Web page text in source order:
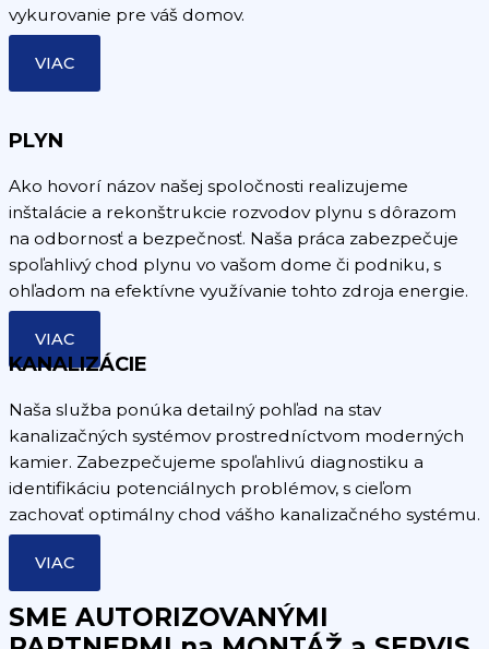
vykurovanie pre váš domov.
VIAC
PLYN
Ako hovorí názov našej spoločnosti realizujeme
inštalácie a rekonštrukcie rozvodov plynu s dôrazom
na odbornosť a bezpečnosť. Naša práca zabezpečuje
spoľahlivý chod plynu vo vašom dome či podniku, s
ohľadom na efektívne využívanie tohto zdroja energie.
VIAC
KANALIZÁCIE
Naša služba ponúka detailný pohľad na stav
kanalizačných systémov prostredníctvom moderných
kamier. Zabezpečujeme spoľahlivú diagnostiku a
identifikáciu potenciálnych problémov, s cieľom
zachovať optimálny chod vášho kanalizačného systému.
VIAC
SME AUTORIZOVANÝMI